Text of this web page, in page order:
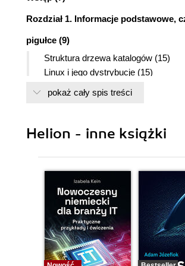
Rozdział 1. Informacje podstawowe,
pigułce (9)
Struktura drzewa katalogów (15)
Linux i jego dystrybucje (15)
Rozdział 2. Instalacja systemu, czyli
Uruchomienie systemu "na żywo"
Instalacja "właściwa" systemu (27)
Pierwsze uruchomienie Kubuntu
Menu klasyczne (33)
Zmiana ustawienia
Rozdział 3. Konfiguracja KDE, czyli
upiększanie systemu (39)
Ustawienia wskaźnika myszy (39)
Menu panelu (41)
pokaż cały spis treści
Helion - inne książki